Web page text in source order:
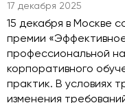
17 декабря 2025
15 декабря в Москве
премии
профессиональной
корпоративного
практик. В условиях
изменения